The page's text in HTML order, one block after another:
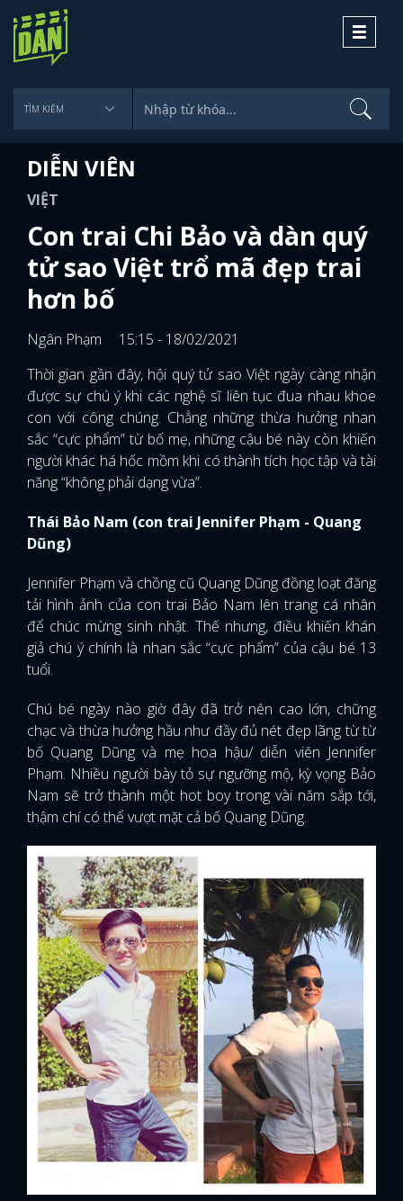
Toggle
DIỄN VIÊN
VIỆT
Con trai Chi Bảo và dàn quý
tử sao Việt trổ mã đẹp trai
hơn bố
Ngân Phạm
15:15 - 18/02/2021
Thời gian gần đây, hội quý tử sao Việt ngày càng nhận
được sự chú ý khi các nghệ sĩ liên tục đua nhau khoe
con với công chúng. Chẳng những thừa hưởng nhan
sắc “cực phẩm” từ bố mẹ, những cậu bé này còn khiến
người khác há hốc mồm khi có thành tích học tập và tài
năng “không phải dạng vừa”.
Thái Bảo Nam (con trai Jennifer Phạm - Quang
Dũng)
Jennifer Phạm và chồng cũ Quang Dũng đồng loạt đăng
tải hình ảnh của con trai Bảo Nam lên trang cá nhân
để chúc mừng sinh nhật. Thế nhưng, điều khiến khán
giả chú ý chính là nhan sắc “cực phẩm” của cậu bé 13
tuổi.
Chú bé ngày nào giờ đây đã trở nên cao lớn, chững
chạc và thừa hưởng hầu như đầy đủ nét đẹp lãng từ từ
bố Quang Dũng và mẹ hoa hậu/ diễn viên Jennifer
Phạm. Nhiều người bày tỏ sự ngưỡng mộ, kỳ vọng Bảo
Nam sẽ trở thành một hot boy trong vài năm sắp tới,
thậm chí có thể vượt mặt cả bố Quang Dũng.